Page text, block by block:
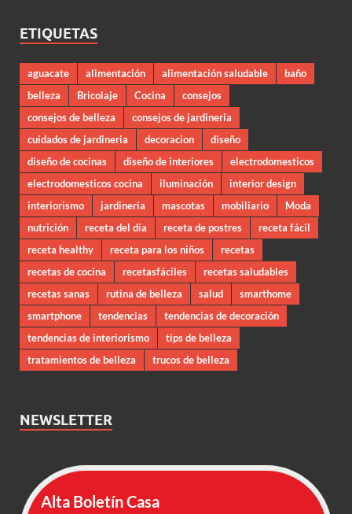
ETIQUETAS
aguacate alimentación alimentación saludable
baño
belleza
Bricolaje Cocina
consejos
consejos de belleza
consejos de jardineria
cuidados de jardineria
decoracion
diseño
diseño de cocinas
diseño de interiores
electrodomesticos
electrodomesticos cocina
iluminación
interior design
interiorismo
jardineria mascotas mobiliario
Moda
nutrición
receta del día receta de postres
receta fácil
receta healthy
receta para los niños
recetas
recetas de cocina
recetasfáciles
recetas saludables
recetas sanas
rutina de belleza salud
smarthome
smartphone
tendencias
tendencias de decoración
tendencias de interiorismo
tips de belleza
tratamientos de belleza
trucos de belleza
NEWSLETTER
Alta Boletín Casa